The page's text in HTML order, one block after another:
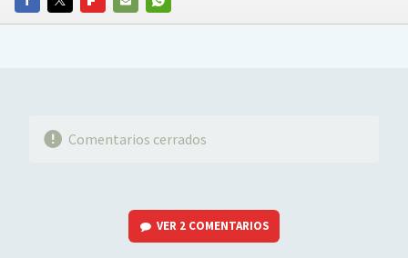
FACEBOOKTWITTERFLIPBOARD
E-
WHATSAPP
Comentarios cerrados
VER 2 COMENTARIOS